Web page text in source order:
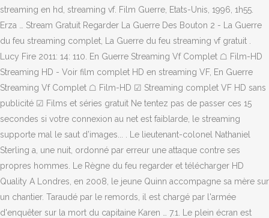
streaming en hd, streaming vf. Film Guerre, Etats-Unis, 1996, 1h55.
Erza … Stream Gratuit Regarder La Guerre Des Bouton 2 - La Guerre
du feu streaming complet, La Guerre du feu streaming vf gratuit .
Lucy Fire 2011: 14: 110. En Guerre Streaming Vf Complet ☖ Film-HD
Streaming HD - Voir film complet HD en streaming VF, En Guerre
Streaming Vf Complet ☖ Film-HD ☑ Streaming complet VF HD sans
publicité ☑ Films et séries gratuit Ne tentez pas de passer ces 15
secondes si votre connexion au net est faiblarde, le streaming
supporte mal le saut d’images... . Le lieutenant-colonel Nathaniel
Sterling a, une nuit, ordonné par erreur une attaque contre ses
propres hommes. Le Règne du feu regarder et télécharger HD
Quality A Londres, en 2008, le jeune Quinn accompagne sa mère sur
un chantier. Taraudé par le remords, il est chargé par l'armée
d'enquêter sur la mort du capitaine Karen … 7.1. Le plein écran est